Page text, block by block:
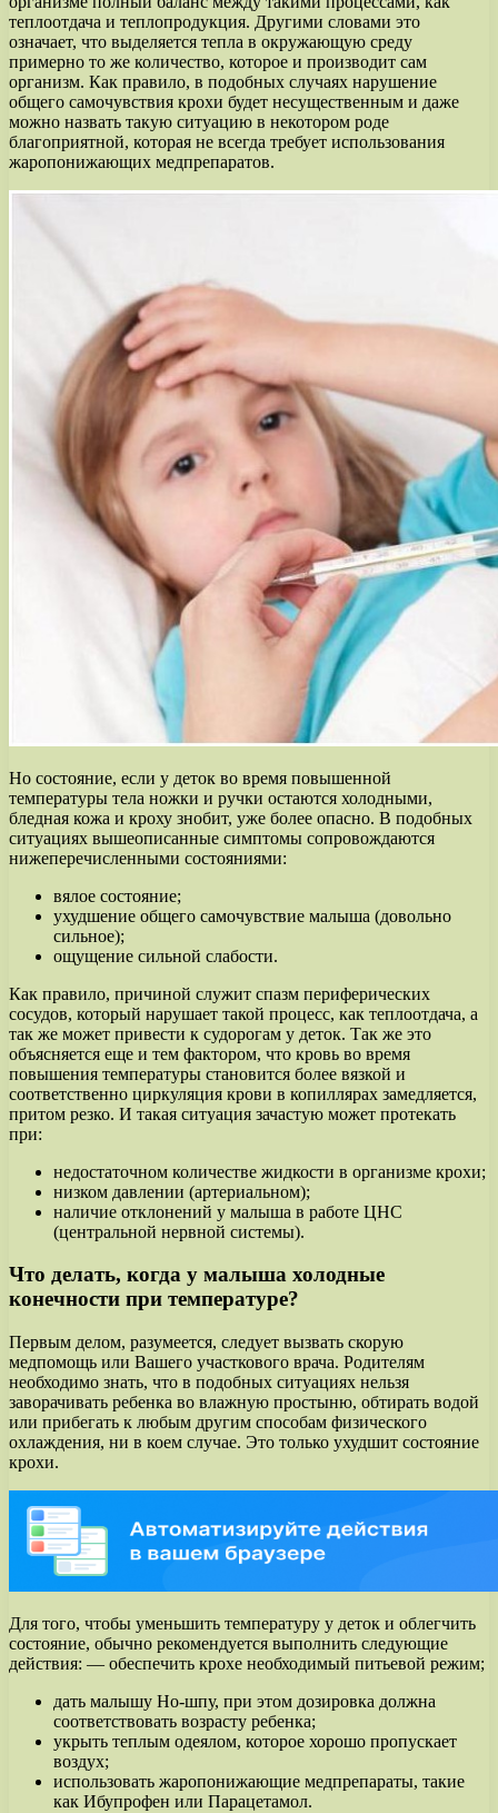
теплоотдача и теплопродукция. Другими словами это
означает, что выделяется тепла в окружающую среду
примерно то же количество, которое и производит сам
организм. Как правило, в подобных случаях нарушение
общего самочувствия крохи будет несущественным и даже
можно назвать такую ситуацию в некотором роде
благоприятной, которая не всегда требует использования
жаропонижающих медпрепаратов.
Но состояние, если у деток во время повышенной
температуры тела ножки и ручки остаются холодными,
бледная кожа и кроху знобит, уже более опасно. В подобных
ситуациях вышеописанные симптомы сопровождаются
нижеперечисленными состояниями:
вялое состояние;
ухудшение общего самочувствие малыша (довольно
сильное);
ощущение сильной слабости.
Как правило, причиной служит спазм периферических
сосудов, который нарушает такой процесс, как теплоотдача, а
так же может привести к судорогам у деток. Так же это
объясняется еще и тем фактором, что кровь во время
повышения температуры становится более вязкой и
соответственно циркуляция крови в копиллярах замедляется,
притом резко. И такая ситуация зачастую может протекать
при:
недостаточном количестве жидкости в организме крохи;
низком давлении (артериальном);
наличие отклонений у малыша в работе ЦНС
(центральной нервной системы).
Что делать, когда у малыша холодные
конечности при температуре?
Первым делом, разумеется, следует вызвать скорую
медпомощь или Вашего участкового врача. Родителям
необходимо знать, что в подобных ситуациях нельзя
заворачивать ребенка во влажную простыню, обтирать водой
или прибегать к любым другим способам физического
охлаждения, ни в коем случае. Это только ухудшит состояние
крохи.
Для того, чтобы уменьшить температуру у деток и облегчить
состояние, обычно рекомендуется выполнить следующие
действия: — обеспечить крохе необходимый питьевой режим;
дать малышу Но-шпу, при этом дозировка должна
соответствовать возрасту ребенка;
укрыть теплым одеялом, которое хорошо пропускает
воздух;
использовать жаропонижающие медпрепараты, такие
как Ибупрофен или Парацетамол.